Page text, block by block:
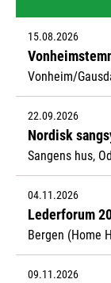
15.08.2026
Vonheim/
22.09.2026
Nordisk
Sangens hus,
04.11.2026
Lederforum
Bergen (Home
09.11.2026